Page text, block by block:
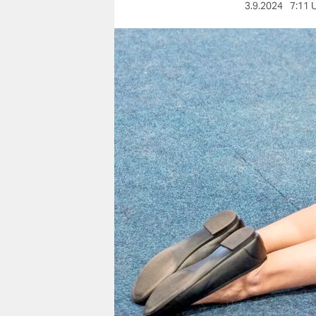
nord
wahrheit
verlag
verlag
veranstaltungen
shop
fragen & hilfe
unterstützen
abo
genossenschaft
3.9.2024 7:11